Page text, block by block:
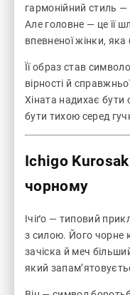
гармонійний стиль
Але головне — це її
впевненої жінки,
Її образ став
вірності й
Хіната надихає
бути тихою серед
Ichigo
чорному
Ічіґо — типовий
з силою. Його чорне
зачіска й меч
який